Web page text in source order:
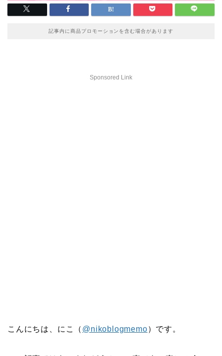
記事内に商品プロモーションを含む場合があります
Sponsored Link
こんにちは、にこ（ @nikoblogmemo）です。